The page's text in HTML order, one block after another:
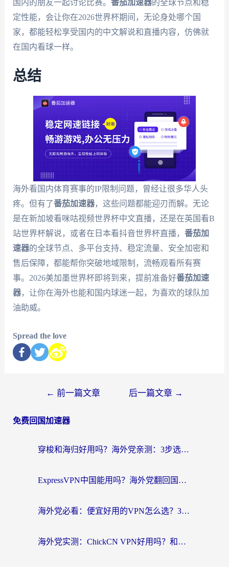
国内的朋友一起讨论比赛。 番茄加速器的全球节点和稳
定性能，会让你在2026世界杯期间，无论身处哪个国
家，都能轻松享受国内的中文解说和直播内容，仿佛就
在国内看球一样。
总结
海外看国内体育赛事的IP限制问题，曾经让很多华人头
疼。但有了番茄加速器，这些问题都能迎刃而解。无论
是在新加坡看咪咕视频世界杯中文直播，还是在英国看B
站世界杯解说，或者在日本看抖音世界杯直播， 番茄加
速器的全球节点、多平台支持、稳定流量、安全加密和
售后保障，都能帮你突破地域限制，流畅观看所有赛
事。2026美加墨世界杯即将到来，提前准备好番茄加速
器，让你在海外也能和国内球迷一起，为喜欢的球队加
油助威。
Spread the love
← 前一篇文章 后一篇文章 →
免费回国加速器
穿梭和海归好用吗？海外党亲测：3步选对回国加速器，无缝刷国内剧玩手游
ExpressVPN中国能用吗？海外党翻回国内的加速器选择指南（附番茄加速器实测）
海外党必看：便宜好用的VPN怎么选？3步解决回国访问难题+Steam改区技巧
海外党实测：ChickCN VPN好用吗？和OurPlay VPN对比哪个回国效果更好？附避坑指南